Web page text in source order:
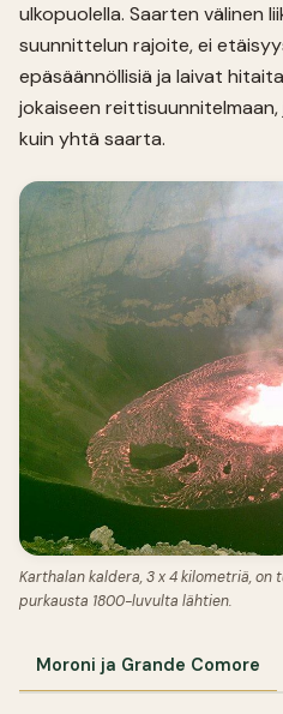
ulkopuolella. Saarten välinen
suunnittelun rajoite, ei
epäsäännöllisiä ja laivat
jokaiseen reittisuunnitelmaan,
kuin yhtä saarta.
Karthalan kaldera, 3 x 4 kilometriä, on
purkausta 1800-luvulta lähtien.
Moroni ja Grande Comore